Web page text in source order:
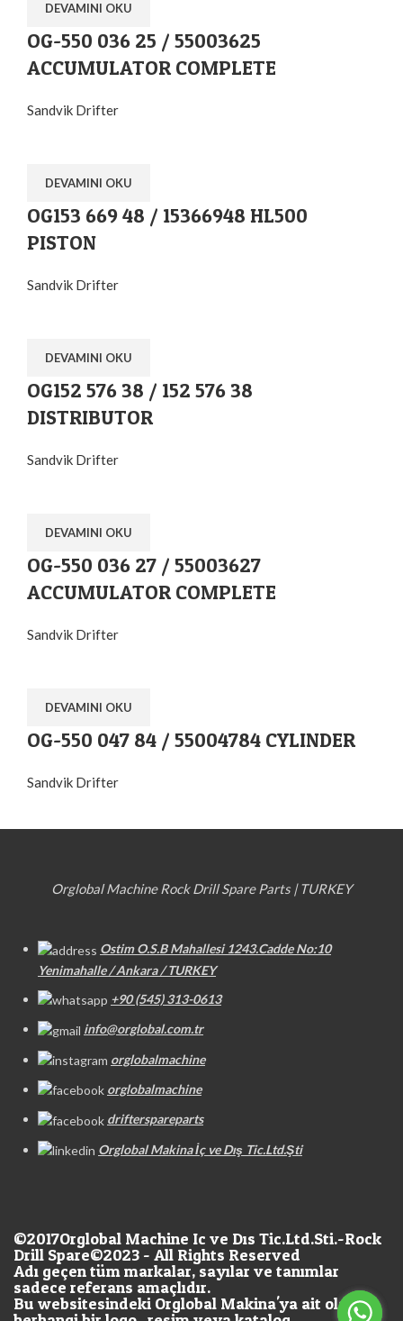
DEVAMINI OKU
OG-550 036 25 / 55003625
ACCUMULATOR COMPLETE
Sandvik Drifter
DEVAMINI OKU
OG153 669 48 / 15366948 HL500
PISTON
Sandvik Drifter
DEVAMINI OKU
OG152 576 38 / 152 576 38
DISTRIBUTOR
Sandvik Drifter
DEVAMINI OKU
OG-550 036 27 / 55003627
ACCUMULATOR COMPLETE
Sandvik Drifter
DEVAMINI OKU
OG-550 047 84 / 55004784 CYLINDER
Sandvik Drifter
Orglobal Machine Rock Drill Spare Parts | TURKEY
Ostim O.S.B Mahallesi 1243.Cadde No:10
Yenimahalle / Ankara / TURKEY
+90 (545) 313-0613
info@orglobal.com.tr
orglobalmachine
orglobalmachine
drifterspareparts
Orglobal Makina İç ve Dış Tic.Ltd.Şti
©2017Orglobal Machine Ic ve Dıs Tic.Ltd.Sti.-Rock
Drill Spare©2023 - All Rights Reserved
Adı geçen tüm markalar, sayılar ve tanımlar
sadece referans amaçlıdır.
Bu websitesindeki Orglobal Makina'ya ait olan